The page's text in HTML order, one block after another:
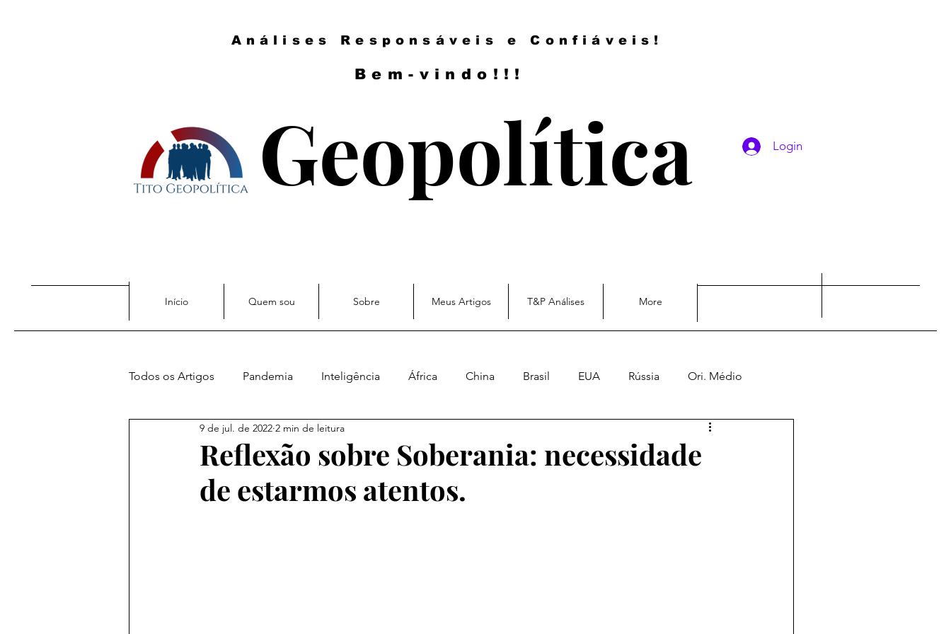
Análises Responsáveis e Confiáveis!
Bem-vindo!!!
Geopolítica Login
Início Quem sou Sobre Meus Artigos T&P Análises More
Todos os Artigos Pandemia Inteligência África China Brasil EUA Rússia Ori. Médio
Amer. e Atl. Sul Europa Ásia Jogos de Guerra
Vídeos do Blog Geopolítica Energética Geopolítica Espacial
Reflexão sobre Soberania: necessidade
de estarmos atentos.
9 de jul. de 2022 2 min de leitura